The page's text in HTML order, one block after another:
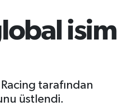
isim
tarafından
üstlendi.